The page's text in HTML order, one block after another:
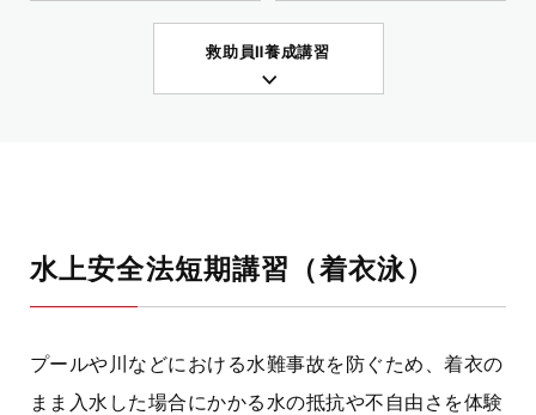
救助員Ⅱ養成講習
水上安全法短期講習（着衣泳）
プールや川などにおける水難事故を防ぐため、着衣の
まま入水した場合にかかる水の抵抗や不自由さを体験